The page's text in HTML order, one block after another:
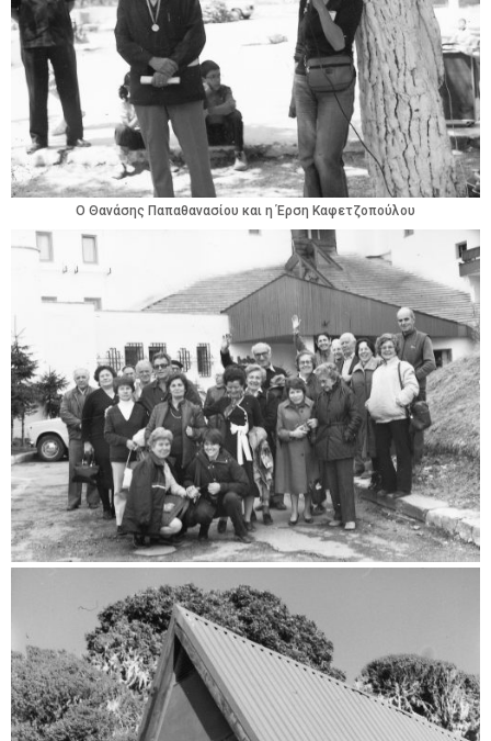
Ο Θανάσης Παπαθανασίου και η Έρση Καφετζοπούλου